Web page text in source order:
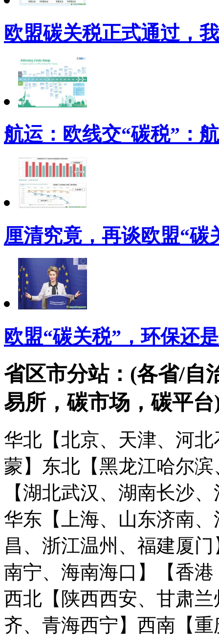
欧盟碳关税正式通过，
航运：欧线交“碳税”：
厘清究竟，再谈欧盟“碳
欧盟“碳关税”，环保还
省区市分站：(各省/自
易所，碳市场，碳平台
华北【北京、天津、河
蒙】 东北【黑龙江哈尔
【湖北武汉、湖南长沙
华东【上海、山东济南
昌、浙江温州、福建厦门
南宁、海南海口】
【香
西北【陕西西安、甘肃
齐、青海西宁】 西南【